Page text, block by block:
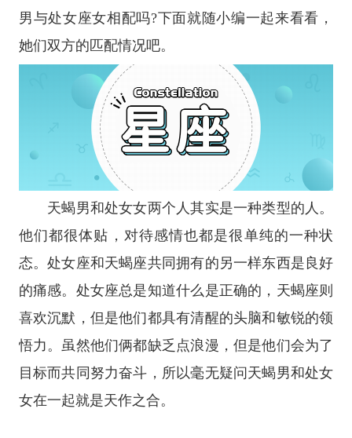
男与处女座女相配吗?下面就随小编一起来看看，
她们双方的匹配情况吧。
天蝎男和处女女两个人其实是一种类型的人。
他们都很体贴，对待感情也都是很单纯的一种状
态。处女座和天蝎座共同拥有的另一样东西是良好
的痛感。处女座总是知道什么是正确的，天蝎座则
喜欢沉默，但是他们都具有清醒的头脑和敏锐的领
悟力。虽然他们俩都缺乏点浪漫，但是他们会为了
目标而共同努力奋斗，所以毫无疑问天蝎男和处女
女在一起就是天作之合。